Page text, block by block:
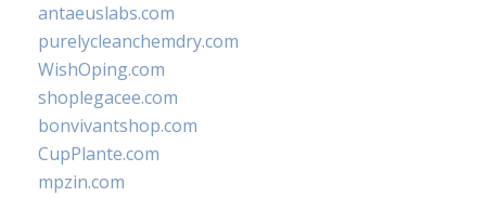
antaeuslabs.com
purelycleanchemdry.com
WishOping.com
shoplegacee.com
bonvivantshop.com
CupPlante.com
mpzin.com